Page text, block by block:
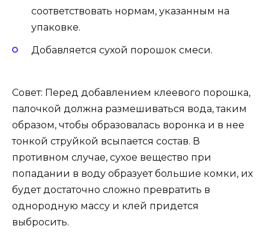
соответствовать нормам, указанным на
упаковке.
Добавляется сухой порошок смеси.
Совет: Перед добавлением клеевого порошка,
палочкой должна размешиваться вода, таким
образом, чтобы образовалась воронка и в нее
тонкой струйкой всыпается состав. В
противном случае, сухое вещество при
попадании в воду образует большие комки, их
будет достаточно сложно превратить в
однородную массу и клей придется
выбросить.